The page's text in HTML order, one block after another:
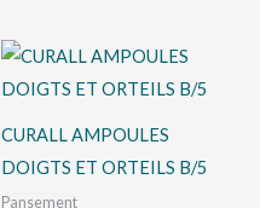
CURALL AMPOULES
DOIGTS ET ORTEILS B/5
Pansement